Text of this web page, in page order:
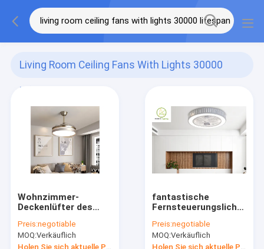
Living Room Ceiling Fans With Lights 30000
Lifespan
(2)
Wohnzimmer-
Deckenlüfter des
Lebensdauer der
Licht-30000
Preis:negotiable
MOQ:Verkäuflich
fantastische
Fernsteuerungslicht
Deckenlüfter-80lm/W
APP Conrtol
Preis:negotiable
MOQ:Verkäuflich